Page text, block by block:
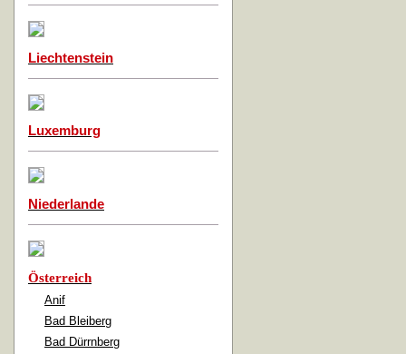
Liechtenstein
Luxemburg
Niederlande
Österreich
Anif
Bad Bleiberg
Bad Dürrnberg